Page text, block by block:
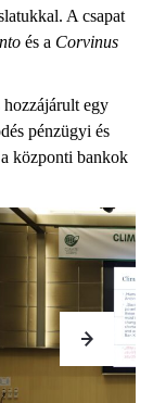
A csapat
és a Corvinus
hozzájárult egy
pénzügyi és
központi bankok